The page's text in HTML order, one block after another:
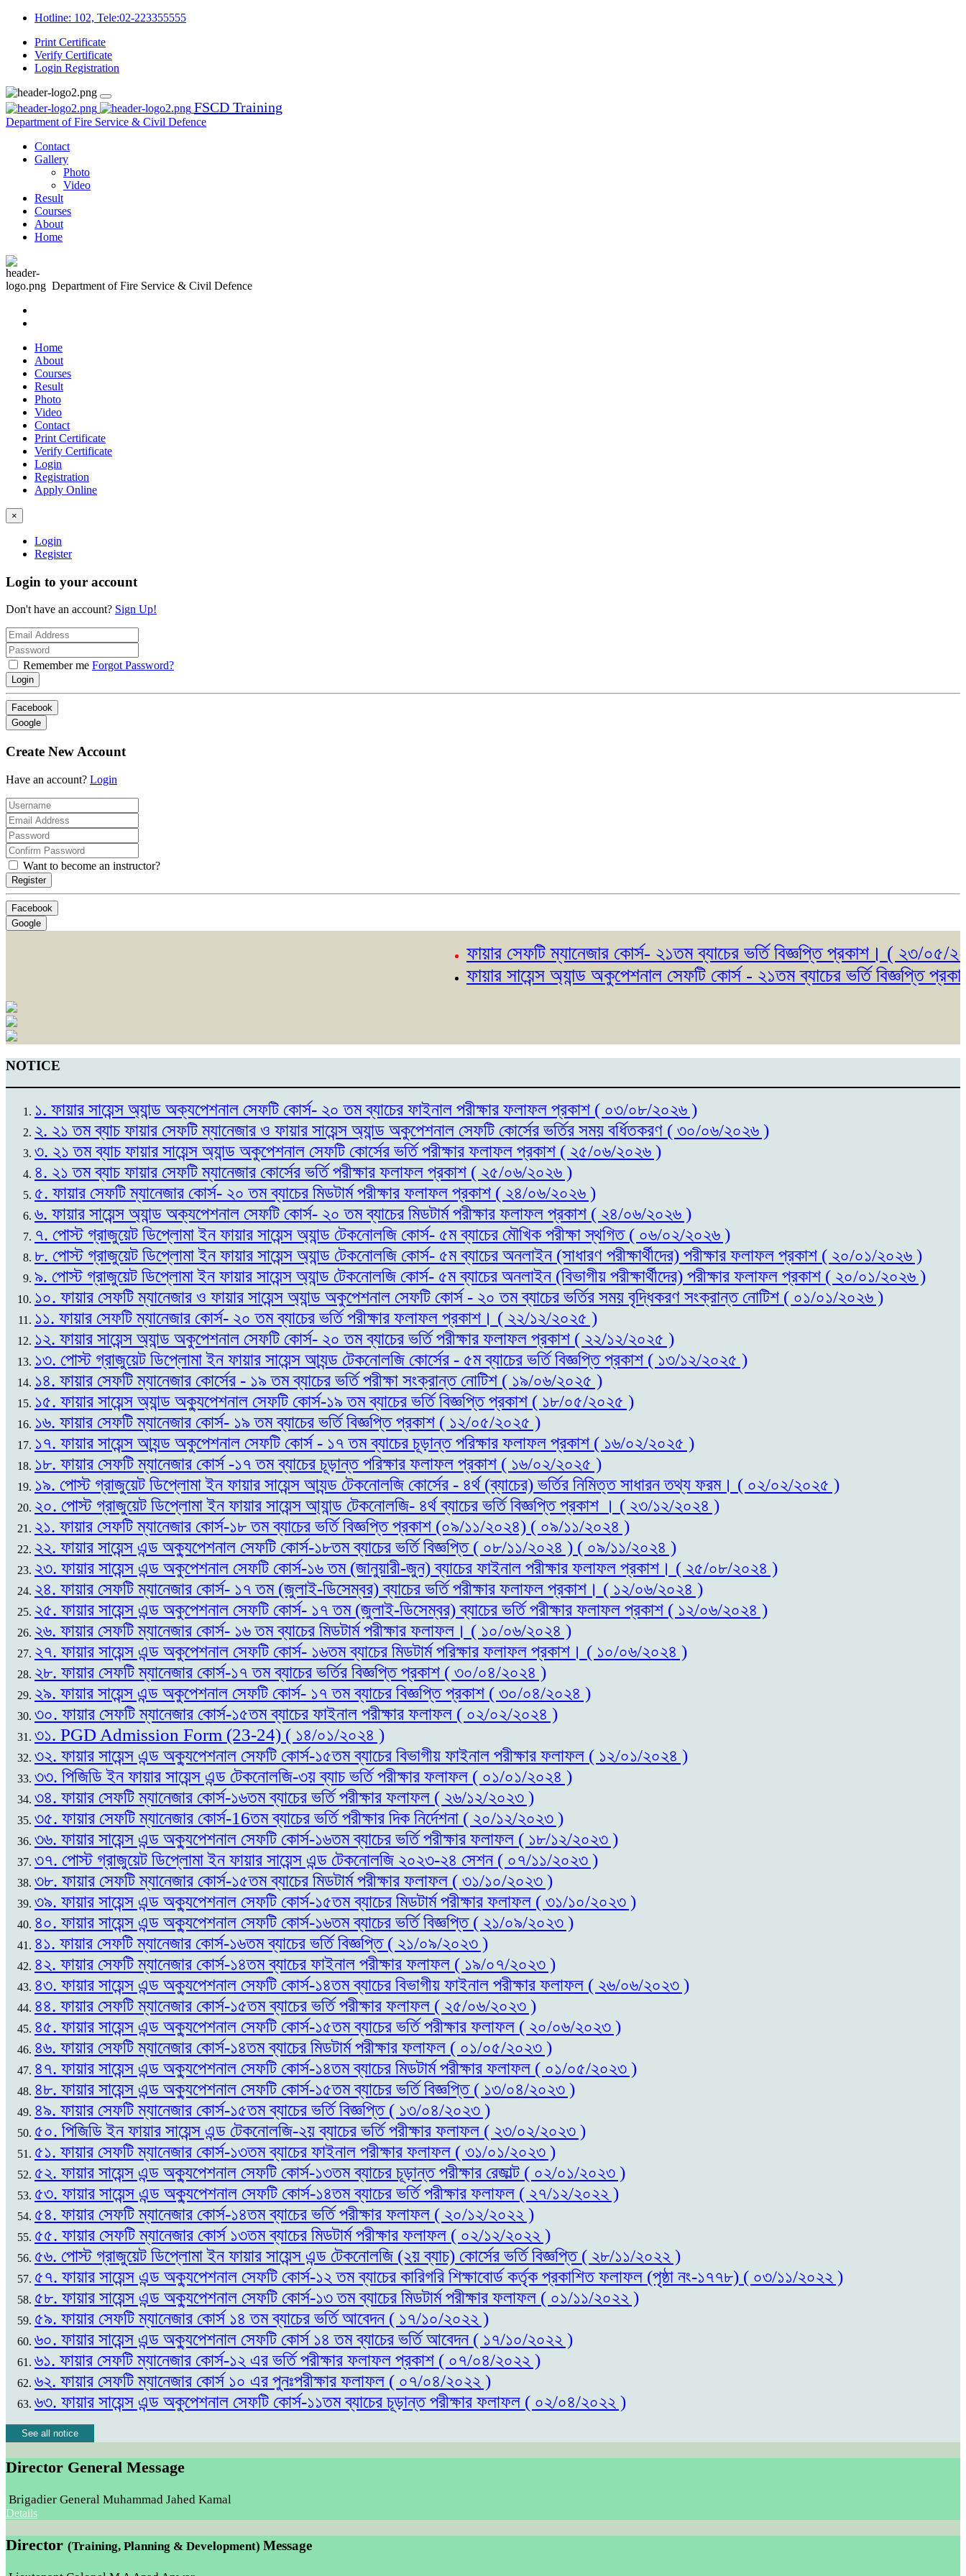
Hotline: 102, Tele:02-223355555
Print Certificate
Verify Certificate
Login Registration
FSCD Training
Department of Fire Service & Civil Defence
Contact
Gallery
Photo
Video
Result
Courses
About
Home
Department of Fire Service & Civil Defence
Home
About
Courses
Result
Photo
Video
Contact
Print Certificate
Verify Certificate
Login
Registration
Apply Online
×
Login
Register
Login to your account
Don't have an account? Sign Up!
Remember me Forgot Password?
Login
Facebook
Google
Create New Account
Have an account? Login
Want to become an instructor?
Register
Facebook
Google
ফায়ার সেফটি ম্যানেজার কোর্স- ২১তম ব্যাচের ভর্তি বিজ্ঞপ্তি প্রকাশ। ( ২৩/০৫/২০২৬ )
ফায়ার সায়েন্স অ্যান্ড অকুপেশনাল সেফটি কোর্স - ২১তম ব্যাচের ভর্তি বিজ্ঞপ্তি
NOTICE
১. ফায়ার সায়েন্স অ্যান্ড অক্যপেশনাল সেফটি কোর্স- ২০ তম ব্যাচের ফাইনাল পরীক্ষার ফলাফল প্রকাশ ( ০৩/০৮/২০২৬ )
২. ২১ তম ব্যাচ ফায়ার সেফটি ম্যানেজার ও ফায়ার সায়েন্স অ্যান্ড অকুপেশনাল সেফটি কোর্সের ভর্তির সময় বর্ধিতকরণ ( ৩০/০৬/২০২৬ )
৩. ২১ তম ব্যাচ ফায়ার সায়েন্স অ্যান্ড অকুপেশনাল সেফটি কোর্সের ভর্তি পরীক্ষার ফলাফল প্রকাশ ( ২৫/০৬/২০২৬ )
৪. ২১ তম ব্যাচ ফায়ার সেফটি ম্যানেজার কোর্সের ভর্তি পরীক্ষার ফলাফল প্রকাশ ( ২৫/০৬/২০২৬ )
৫. ফায়ার সেফটি ম্যানেজার কোর্স- ২০ তম ব্যাচের মিডটার্ম পরীক্ষার ফলাফল প্রকাশ ( ২৪/০৬/২০২৬ )
৬. ফায়ার সায়েন্স অ্যান্ড অক্যপেশনাল সেফটি কোর্স- ২০ তম ব্যাচের মিডটার্ম পরীক্ষার ফলাফল প্রকাশ ( ২৪/০৬/২০২৬ )
৭. পোস্ট গ্রাজুয়েট ডিপ্লোমা ইন ফায়ার সায়েন্স অ্যান্ড টেকনোলজি কোর্স- ৫ম ব্যাচের মৌখিক পরীক্ষা স্থগিত ( ০৬/০২/২০২৬ )
৮. পোস্ট গ্রাজুয়েট ডিপ্লোমা ইন ফায়ার সায়েন্স অ্যান্ড টেকনোলজি কোর্স- ৫ম ব্যাচের অনলাইন (সাধারণ পরীক্ষার্থীদের) পরীক্ষার ফলাফল প্রকাশ ( ২০/০১/২০২৬ )
৯. পোস্ট গ্রাজুয়েট ডিপ্লোমা ইন ফায়ার সায়েন্স অ্যান্ড টেকনোলজি কোর্স- ৫ম ব্যাচের অনলাইন (বিভাগীয় পরীক্ষার্থীদের) পরীক্ষার ফলাফল প্রকাশ ( ২০/০১/২০২৬ )
১০. ফায়ার সেফটি ম্যানেজার ও ফায়ার সায়েন্স অ্যান্ড অকুপেশনাল সেফটি কোর্স - ২০ তম ব্যাচের ভর্তির সময় বৃদ্ধিকরণ সংক্রান্ত নোটিশ ( ০১/০১/২০২৬ )
১১. ফায়ার সেফটি ম্যানেজার কোর্স- ২০ তম ব্যাচের ভর্তি পরীক্ষার ফলাফল প্রকাশ। ( ২২/১২/২০২৫ )
১২. ফায়ার সায়েন্স অ্যান্ড অকুপেশনাল সেফটি কোর্স- ২০ তম ব্যাচের ভর্তি পরীক্ষার ফলাফল প্রকাশ ( ২২/১২/২০২৫ )
১৩. পোস্ট গ্রাজুয়েট ডিপ্লোমা ইন ফায়ার সায়েন্স আ্যন্ড টেকনোলজি কোর্সের - ৫ম ব্যাচের ভর্তি বিজ্ঞপ্তি প্রকাশ ( ১৩/১২/২০২৫ )
১৪. ফায়ার সেফটি ম্যানেজার কোর্সের - ১৯ তম ব্যাচের ভর্তি পরীক্ষা সংক্রান্ত নোটিশ ( ১৯/০৬/২০২৫ )
১৫. ফায়ার সায়েন্স অ্যান্ড অক্যুপেশনাল সেফটি কোর্স-১৯ তম ব্যাচের ভর্তি বিজ্ঞপ্তি প্রকাশ ( ১৮/০৫/২০২৫ )
১৬. ফায়ার সেফটি ম্যানেজার কোর্স- ১৯ তম ব্যাচের ভর্তি বিজ্ঞপ্তি প্রকাশ ( ১২/০৫/২০২৫ )
১৭. ফায়ার সায়েন্স আ্যন্ড অকুপেশনাল সেফটি কোর্স - ১৭ তম ব্যাচের চূড়ান্ত পরিক্ষার ফলাফল প্রকাশ ( ১৬/০২/২০২৫ )
১৮. ফায়ার সেফটি ম্যানেজার কোর্স -১৭ তম ব্যাচের চূড়ান্ত পরিক্ষার ফলাফল প্রকাশ ( ১৬/০২/২০২৫ )
১৯. পোস্ট গ্রাজুয়েট ডিপ্লোমা ইন ফায়ার সায়েন্স আ্যন্ড টেকনোলজি কোর্সের - ৪র্থ (ব্যাচের) ভর্তির নিমিত্ত সাধারন তথ্য ফরম। ( ০২/০২/২০২৫ )
২০. পোস্ট গ্রাজুয়েট ডিপ্লোমা ইন ফায়ার সায়েন্স আ্যান্ড টেকনোলজি- ৪র্থ ব্যাচের ভর্তি বিজ্ঞপ্তি প্রকাশ । ( ২৩/১২/২০২৪ )
২১. ফায়ার সেফটি ম্যানেজার কোর্স-১৮ তম ব্যাচের ভর্তি বিজ্ঞপ্তি প্রকাশ (০৯/১১/২০২৪) ( ০৯/১১/২০২৪ )
২২. ফায়ার সায়েন্স এন্ড অক্যুপেশনাল সেফটি কোর্স-১৮তম ব্যাচের ভর্তি বিজ্ঞপ্তি ( ০৮/১১/২০২৪ ) ( ০৯/১১/২০২৪ )
২৩. ফায়ার সায়েন্স এন্ড অকুপেশনাল সেফটি কোর্স-১৬ তম (জানুয়ারী-জুন) ব্যাচের ফাইনাল পরীক্ষার ফলাফল প্রকাশ। ( ২৫/০৮/২০২৪ )
২৪. ফায়ার সেফটি ম্যানেজার কোর্স- ১৭ তম (জুলাই-ডিসেম্বর) ব্যাচের ভর্তি পরীক্ষার ফলাফল প্রকাশ। ( ১২/০৬/২০২৪ )
২৫. ফায়ার সায়েন্স এন্ড অকুপেশনাল সেফটি কোর্স- ১৭ তম (জুলাই-ডিসেম্বর) ব্যাচের ভর্তি পরীক্ষার ফলাফল প্রকাশ ( ১২/০৬/২০২৪ )
২৬. ফায়ার সেফটি ম্যানেজার কোর্স- ১৬ তম ব্যাচের মিডটার্ম পরীক্ষার ফলাফল। ( ১০/০৬/২০২৪ )
২৭. ফায়ার সায়েন্স এন্ড অকুপেশনাল সেফটি কোর্স- ১৬তম ব্যাচের মিডটার্ম পরিক্ষার ফলাফল প্রকাশ। ( ১০/০৬/২০২৪ )
২৮. ফায়ার সেফটি ম্যানেজার কোর্স-১৭ তম ব্যাচের ভর্তির বিজ্ঞপ্তি প্রকাশ ( ৩০/০৪/২০২৪ )
২৯. ফায়ার সায়েন্স এন্ড অকুপেশনাল সেফটি কোর্স- ১৭ তম ব্যাচের বিজ্ঞপ্তি প্রকাশ ( ৩০/০৪/২০২৪ )
৩০. ফায়ার সেফটি ম্যানেজার কোর্স-১৫তম ব্যাচের ফাইনাল পরীক্ষার ফলাফল ( ০২/০২/২০২৪ )
৩১. PGD Admission Form (23-24) ( ১৪/০১/২০২৪ )
৩২. ফায়ার সায়েন্স এন্ড অক্যুপেশনাল সেফটি কোর্স-১৫তম ব্যাচের বিভাগীয় ফাইনাল পরীক্ষার ফলাফল ( ১২/০১/২০২৪ )
৩৩. পিজিডি ইন ফায়ার সায়েন্স এন্ড টেকনোলজি-৩য় ব্যাচ ভর্তি পরীক্ষার ফলাফল ( ০১/০১/২০২৪ )
৩৪. ফায়ার সেফটি ম্যানেজার কোর্স-১৬তম ব্যাচের ভর্তি পরীক্ষার ফলাফল ( ২৬/১২/২০২৩ )
৩৫. ফায়ার সেফটি ম্যানেজার কোর্স-16তম ব্যাচের ভর্তি পরীক্ষার দিক নির্দেশনা ( ২০/১২/২০২৩ )
৩৬. ফায়ার সায়েন্স এন্ড অক্যুপেশনাল সেফটি কোর্স-১৬তম ব্যাচের ভর্তি পরীক্ষার ফলাফল ( ১৮/১২/২০২৩ )
৩৭. পোস্ট গ্রাজুয়েট ডিপ্লোমা ইন ফায়ার সায়েন্স এন্ড টেকনোলজি ২০২৩-২৪ সেশন ( ০৭/১১/২০২৩ )
৩৮. ফায়ার সেফটি ম্যানেজার কোর্স-১৫তম ব্যাচের মিডটার্ম পরীক্ষার ফলাফল ( ৩১/১০/২০২৩ )
৩৯. ফায়ার সায়েন্স এন্ড অক্যুপেশনাল সেফটি কোর্স-১৫তম ব্যাচের মিডটার্ম পরীক্ষার ফলাফল ( ৩১/১০/২০২৩ )
৪০. ফায়ার সায়েন্স এন্ড অক্যুপেশনাল সেফটি কোর্স-১৬তম ব্যাচের ভর্তি বিজ্ঞপ্তি ( ২১/০৯/২০২৩ )
৪১. ফায়ার সেফটি ম্যানেজার কোর্স-১৬তম ব্যাচের ভর্তি বিজ্ঞপ্তি ( ২১/০৯/২০২৩ )
৪২. ফায়ার সেফটি ম্যানেজার কোর্স-১৪তম ব্যাচের ফাইনাল পরীক্ষার ফলাফল ( ১৯/০৭/২০২৩ )
৪৩. ফায়ার সায়েন্স এন্ড অক্যুপেশনাল সেফটি কোর্স-১৪তম ব্যাচের বিভাগীয় ফাইনাল পরীক্ষার ফলাফল ( ২৬/০৬/২০২৩ )
৪৪. ফায়ার সেফটি ম্যানেজার কোর্স-১৫তম ব্যাচের ভর্তি পরীক্ষার ফলাফল ( ২৫/০৬/২০২৩ )
৪৫. ফায়ার সায়েন্স এন্ড অক্যুপেশনাল সেফটি কোর্স-১৫তম ব্যাচের ভর্তি পরীক্ষার ফলাফল ( ২০/০৬/২০২৩ )
৪৬. ফায়ার সেফটি ম্যানেজার কোর্স-১৪তম ব্যাচের মিডটার্ম পরীক্ষার ফলাফল ( ০১/০৫/২০২৩ )
৪৭. ফায়ার সায়েন্স এন্ড অক্যুপেশনাল সেফটি কোর্স-১৪তম ব্যাচের মিডটার্ম পরীক্ষার ফলাফল ( ০১/০৫/২০২৩ )
৪৮. ফায়ার সায়েন্স এন্ড অক্যুপেশনাল সেফটি কোর্স-১৫তম ব্যাচের ভর্তি বিজ্ঞপ্তি ( ১৩/০৪/২০২৩ )
৪৯. ফায়ার সেফটি ম্যানেজার কোর্স-১৫তম ব্যাচের ভর্তি বিজ্ঞপ্তি ( ১৩/০৪/২০২৩ )
৫০. পিজিডি ইন ফায়ার সায়েন্স এন্ড টেকনোলজি-২য় ব্যাচের ভর্তি পরীক্ষার ফলাফল ( ২৩/০২/২০২৩ )
৫১. ফায়ার সেফটি ম্যানেজার কোর্স-১৩তম ব্যাচের ফাইনাল পরীক্ষার ফলাফল ( ৩১/০১/২০২৩ )
৫২. ফায়ার সায়েন্স এন্ড অক্যুপেশনাল সেফটি কোর্স-১৩তম ব্যাচের চূড়ান্ত পরীক্ষার রেজাল্ট ( ০২/০১/২০২৩ )
৫৩. ফায়ার সায়েন্স এন্ড অক্যুপেশনাল সেফটি কোর্স-১৪তম ব্যাচের ভর্তি পরীক্ষার ফলাফল ( ২৭/১২/২০২২ )
৫৪. ফায়ার সেফটি ম্যানেজার কোর্স-১৪তম ব্যাচের ভর্তি পরীক্ষার ফলাফল ( ২০/১২/২০২২ )
৫৫. ফায়ার সেফটি ম্যানেজার কোর্স ১৩তম ব্যাচের মিডটার্ম পরীক্ষার ফলাফল ( ০২/১২/২০২২ )
৫৬. পোস্ট গ্রাজুয়েট ডিপ্লোমা ইন ফায়ার সায়েন্স এন্ড টেকনোলজি (২য় ব্যাচ) কোর্সের ভর্তি বিজ্ঞপ্তি ( ২৮/১১/২০২২ )
৫৭. ফায়ার সায়েন্স এন্ড অক্যুপেশনাল সেফটি কোর্স-১২ তম ব্যাচের কারিগরি শিক্ষাবোর্ড কর্তৃক প্রকাশিত ফলাফল (পৃষ্ঠা নং-১৭৭৮) ( ০৩/১১/২০২২ )
৫৮. ফায়ার সায়েন্স এন্ড অক্যুপেশনাল সেফটি কোর্স-১৩ তম ব্যাচের মিডটার্ম পরীক্ষার ফলাফল ( ০১/১১/২০২২ )
৫৯. ফায়ার সেফটি ম্যানেজার কোর্স ১৪ তম ব্যাচের ভর্তি আবেদন ( ১৭/১০/২০২২ )
৬০. ফায়ার সায়েন্স এন্ড অক্যুপেশনাল সেফটি কোর্স ১৪ তম ব্যাচের ভর্তি আবেদন ( ১৭/১০/২০২২ )
৬১. ফায়ার সেফটি ম্যানেজার কোর্স-১২ এর ভর্তি পরীক্ষার ফলাফল প্রকাশ ( ০৭/০৪/২০২২ )
৬২. ফায়ার সেফটি ম্যানেজার কোর্স ১০ এর পুনঃপরীক্ষার ফলাফল ( ০৭/০৪/২০২২ )
৬৩. ফায়ার সায়েন্স এন্ড অকুপেশনাল সেফটি কোর্স-১১তম ব্যাচের চূড়ান্ত পরীক্ষার ফলাফল ( ০২/০৪/২০২২ )
See all notice
Director General Message
Brigadier General Muhammad Jahed Kamal
Details
Director (Training, Planning & Development) Message